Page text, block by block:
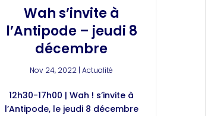
Wah s’invite à
l’Antipode – jeudi 8
décembre
Nov 24, 2022 |Actualité
12h30-17h00 | Wah ! s’invite à
l’Antipode, le jeudi 8 décembre